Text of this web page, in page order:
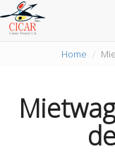
Home